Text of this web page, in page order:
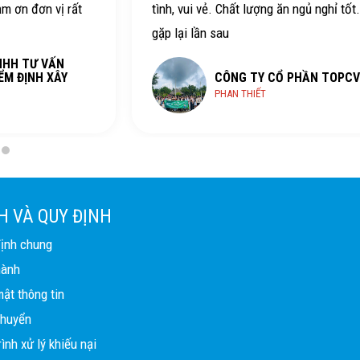
ơn đơn vị rất
TƯ VẤN
ĐỊNH XÂY
tình, vui vẻ. Chất lượng ăn ngủ nghỉ
gặp lại lần sau
CÔNG TY CỔ PHẦN TOPCV
PHAN THIẾT
VÀ QUY ĐỊNH
chung
thông tin
xử lý khiếu nại